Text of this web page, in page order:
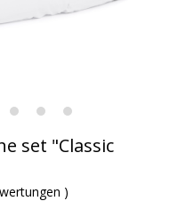
set "Classic
)